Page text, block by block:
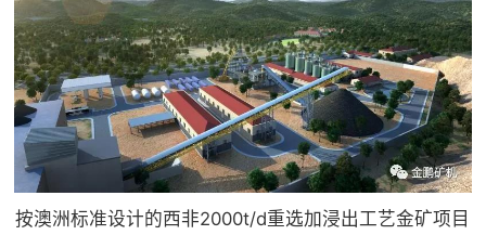
按澳洲标准设计的西非2000t/d重选加浸出工艺金矿项目
发展历程
企业文化
专家团队
 联系我们